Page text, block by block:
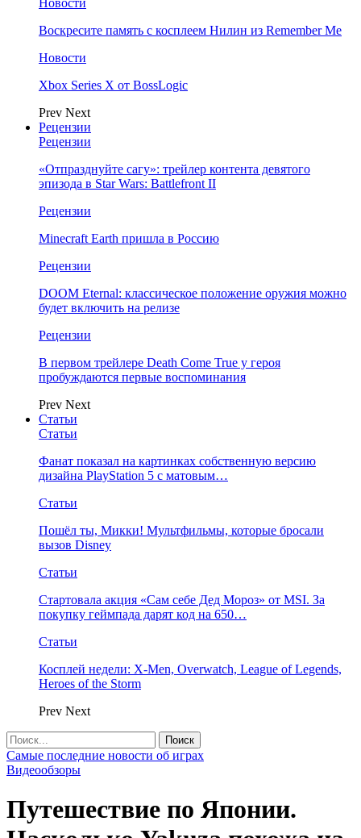
Новости
Воскресите память с косплеем Нилин из Remember Me
Новости
Xbox Series X от BossLogic
Prev Next
Рецензии
Рецензии
«Отпразднуйте сагу»: трейлер контента девятого
эпизода в Star Wars: Battlefront II
Рецензии
Minecraft Earth пришла в Россию
Рецензии
DOOM Eternal: классическое положение оружия можно
будет включить на релизе
Рецензии
В первом трейлере Death Come True у героя
пробуждаются первые воспоминания
Prev Next
Статьи
Статьи
Фанат показал на картинках собственную версию
дизайна PlayStation 5 с матовым…
Статьи
Пошёл ты, Микки! Мультфильмы, которые бросали
вызов Disney
Статьи
Стартовала акция «Сам себе Дед Мороз» от MSI. За
покупку геймпада дарят код на 650…
Статьи
Косплей недели: X-Men, Overwatch, League of Legends,
Heroes of the Storm
Prev Next
Самые последние новости об играх
Видеообзоры
Путешествие по Японии.